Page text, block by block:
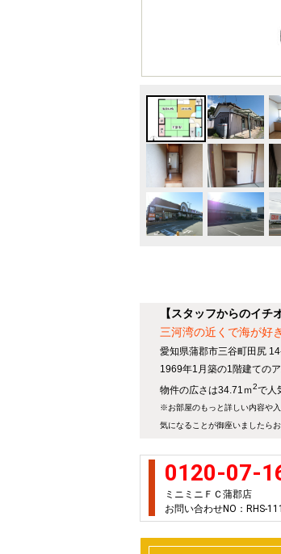
【スタッフからのイチ
三河湾の近くで海が好
愛知県蒲郡市三谷町田尻
1969年1月築の1階建ての
物件の広さは34.71ｍ2で人
※お部屋のもっと詳しい内容や
気になることが御座いましたら
0120-07-
ミニミニＦＣ蒲郡店
お問い合わせNO：RHS-